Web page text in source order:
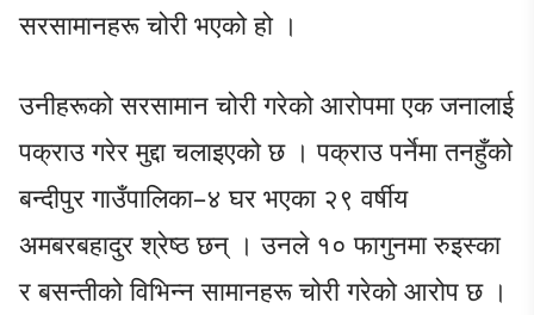
सरसामानहरू चोरी भएको हो ।
उनीहरूको सरसामान चोरी गरेको आरोपमा एक जनालाई
पक्राउ गरेर मुद्दा चलाइएको छ । पक्राउ पर्नेमा तनहुँको
बन्दीपुर गाउँपालिका–४ घर भएका २९ वर्षीय
अमबरबहादुर श्रेष्ठ छन् । उनले १० फागुनमा रुइस्का
र बसन्तीको विभिन्न सामानहरू चोरी गरेको आरोप छ ।